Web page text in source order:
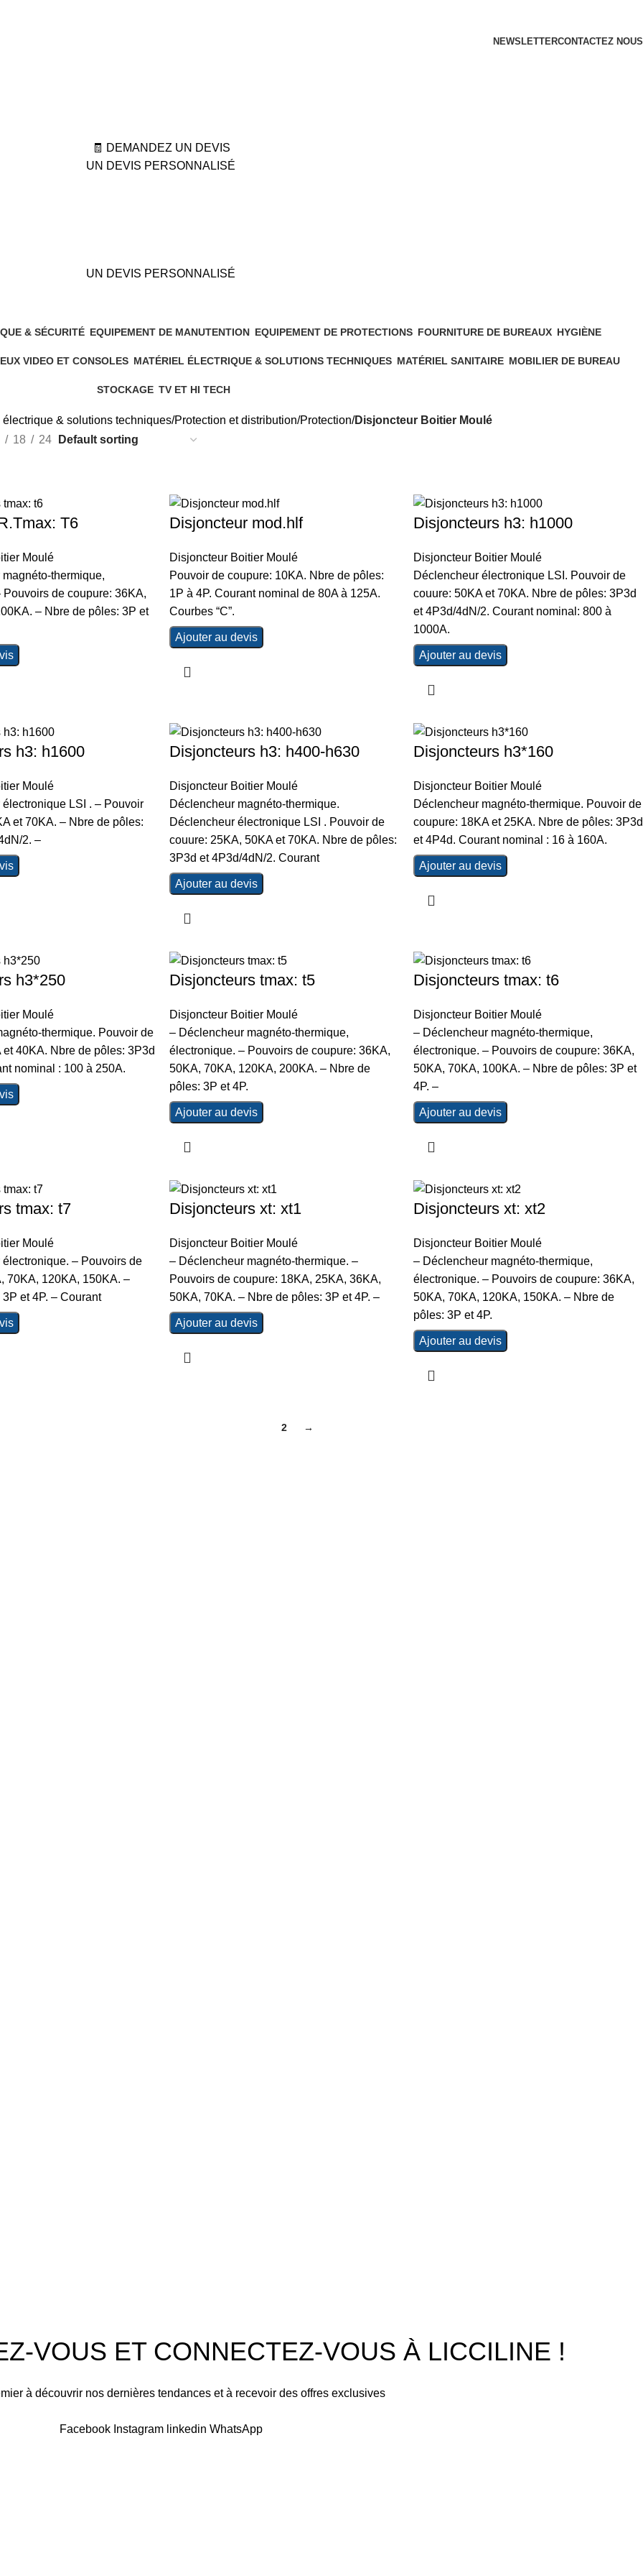
NEWSLETTERCONTACTEZ NOUS
🧾 DEMANDEZ UN DEVIS
UN DEVIS PERSONNALISÉ
UN DEVIS PERSONNALISÉ
& SÉCURITÉ EQUIPEMENT DE MANUTENTION EQUIPEMENT DE PROTECTIONS FOURNITURE DE BUREAUX HYGIÈNE
VIDEO ET CONSOLES MATÉRIEL ÉLECTRIQUE & SOLUTIONS TECHNIQUES MATÉRIEL SANITAIRE MOBILIER DE BUREAU
STOCKAGE TV ET HI TECH
électrique & solutions techniques Protection et distribution Protection Disjoncteur Boitier Moulé
18
24
T6
Moulé
thermique,
de coupure: 36KA,
– Nbre de pôles: 3P et
Disjoncteur mod.hlf
Disjoncteur Boitier Moulé
Pouvoir de coupure: 10KA. Nbre de pôles:
1P à 4P. Courant nominal de 80A à 125A.
Courbes “C”.
Ajouter au devis
Disjoncteurs h3: h1000
Disjoncteur Boitier Moulé
Déclencheur électronique LSI. Pouvoir de
couure: 50KA et 70KA. Nbre de pôles: 3P3d
et 4P3d/4dN/2. Courant nominal: 800 à
1000A.
Ajouter au devis
h3: h1600
Moulé
LSI . – Pouvoir
et 70KA. – Nbre de pôles:
2. –
Disjoncteurs h3: h400-h630
Disjoncteur Boitier Moulé
Déclencheur magnéto-thermique.
Déclencheur électronique LSI . Pouvoir de
couure: 25KA, 50KA et 70KA. Nbre de pôles:
3P3d et 4P3d/4dN/2. Courant
Ajouter au devis
Disjoncteurs h3*160
Disjoncteur Boitier Moulé
Déclencheur magnéto-thermique. Pouvoir de
coupure: 18KA et 25KA. Nbre de pôles: 3P3d
et 4P4d. Courant nominal : 16 à 160A.
Ajouter au devis
h3*250
Moulé
thermique. Pouvoir de
40KA. Nbre de pôles: 3P3d
nominal : 100 à 250A.
Disjoncteurs tmax: t5
Disjoncteur Boitier Moulé
– Déclencheur magnéto-thermique,
électronique. – Pouvoirs de coupure: 36KA,
50KA, 70KA, 120KA, 200KA. – Nbre de
pôles: 3P et 4P.
Ajouter au devis
Disjoncteurs tmax: t6
Disjoncteur Boitier Moulé
– Déclencheur magnéto-thermique,
électronique. – Pouvoirs de coupure: 36KA,
50KA, 70KA, 100KA. – Nbre de pôles: 3P et
4P. –
Ajouter au devis
tmax: t7
Moulé
– Pouvoirs de
70KA, 120KA, 150KA. –
et 4P. – Courant
Disjoncteurs xt: xt1
Disjoncteur Boitier Moulé
– Déclencheur magnéto-thermique. –
Pouvoirs de coupure: 18KA, 25KA, 36KA,
50KA, 70KA. – Nbre de pôles: 3P et 4P. –
Ajouter au devis
Disjoncteurs xt: xt2
Disjoncteur Boitier Moulé
– Déclencheur magnéto-thermique,
électronique. – Pouvoirs de coupure: 36KA,
50KA, 70KA, 120KA, 150KA. – Nbre de
pôles: 3P et 4P.
Ajouter au devis
2 →
VOUS ET CONNECTEZ-VOUS À LICCILINE !
à découvrir nos dernières tendances et à recevoir des offres exclusives
Facebook Instagram linkedin WhatsApp